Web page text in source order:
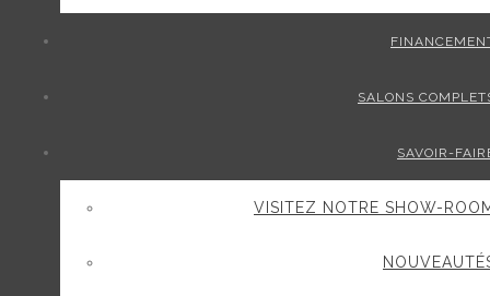
SALONS
SAVOIR-
VISITEZ NOTRE SHOW-